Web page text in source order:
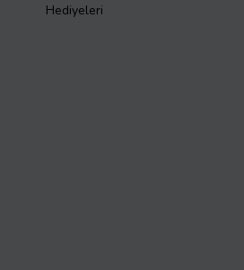
Hediyeleri